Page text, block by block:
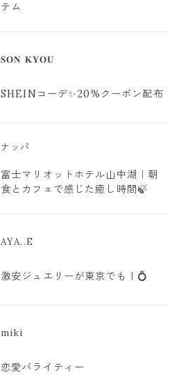
テム
𝐒𝐎𝐍 𝐊𝐘𝐎𝐔
SHEINコーデ✨20%クーポン配布
ナッパ
富士マリオットホテル山中湖｜朝
食とカフェで感じた癒し時間🍃
AYA..E
激安ジュエリーが東京でも！💍
miki
恋愛バライティー